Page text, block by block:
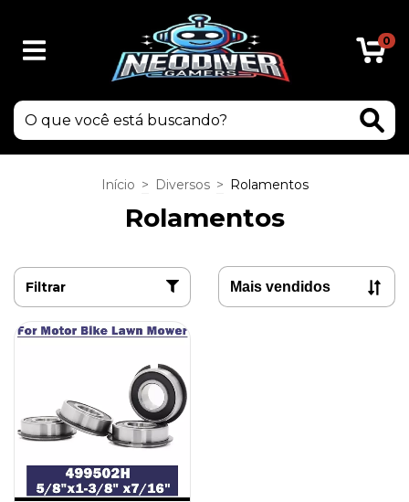
0
Início > Diversos > Rolamentos
Rolamentos
Filtrar